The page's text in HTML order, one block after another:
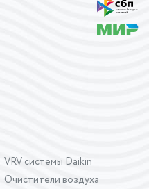
VRV системы Daikin
Очистители воздуха